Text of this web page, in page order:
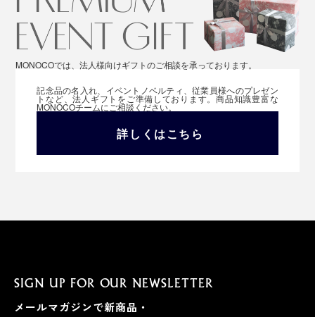
MONOCOでは、法人様向けギフトのご相談を承っております。
記念品の名入れ、イベントノベルティ、従業員様へのプレゼン
トなど、法人ギフトをご準備しております。商品知識豊富な
MONOCOチームにご相談ください。
詳しくはこちら
SIGN UP FOR OUR NEWSLETTER
メールマガジンで新商品・